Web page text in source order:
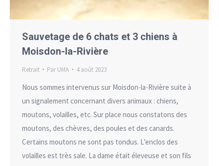
Sauvetage de 6 chats et 3 chiens à
Moisdon-la-Rivière
Retrait Par UMA 4 août 2023
Nous sommes intervenus sur Moisdon-la-Rivière suite à
un signalement concernant divers animaux : chiens,
moutons, volailles, etc. Sur place nous constatons des
moutons, des chèvres, des poules et des canards.
Certains moutons ne sont pas tondus. L’enclos des
volailles est très sale. La dame était éleveuse et son fils